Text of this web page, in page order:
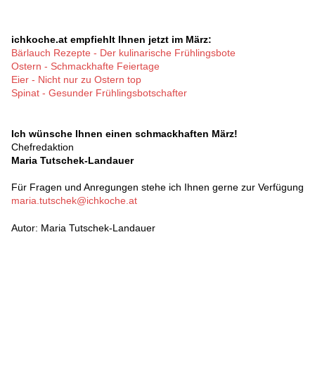
ichkoche.at empfiehlt Ihnen jetzt im März:
Bärlauch Rezepte - Der kulinarische Frühlingsbote
Ostern - Schmackhafte Feiertage
Eier - Nicht nur zu Ostern top
Spinat - Gesunder Frühlingsbotschafter
Ich wünsche Ihnen einen schmackhaften März!
Chefredaktion
Maria Tutschek-Landauer
Für Fragen und Anregungen stehe ich Ihnen gerne zur Verfügung
maria.tutschek@ichkoche.at
Autor: Maria Tutschek-Landauer